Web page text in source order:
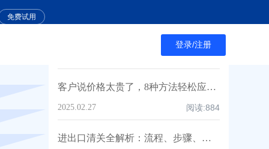
免费试用
登录/注册
中美贸易战升级：国内受影响行业深度解析与中企应对策略！
阅读:849
客户说价格太贵了，8种方法轻松应对，附高情商话术及案例！
2025.02.27 阅读:884
进出口清关全解析：流程、步骤、效率提升与注意事项，超全知识点汇总！